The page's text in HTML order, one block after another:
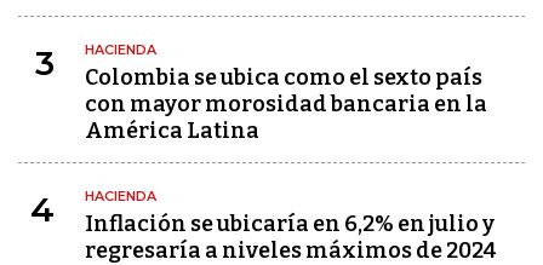
3 HACIENDA
Colombia se ubica como el sexto país
con mayor morosidad bancaria en la
América Latina
4 HACIENDA
Inflación se ubicaría en 6,2% en julio y
regresaría a niveles máximos de 2024